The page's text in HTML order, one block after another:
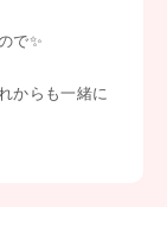
で✨
からも一緒に